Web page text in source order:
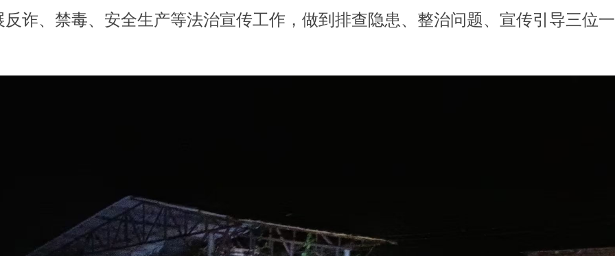
诈、禁毒、安全生产等法治宣传工作，做到排查隐患、整治问题、宣传引导三位一